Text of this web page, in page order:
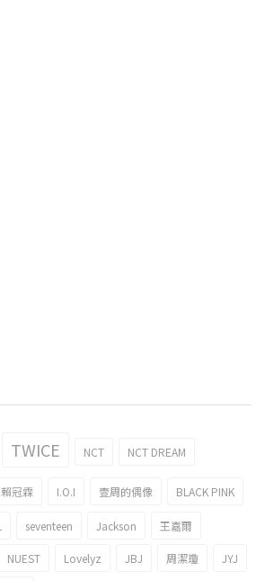
TWICE NCT NCT DREAM
賴冠霖 I.O.I 壹周的偶像 BLACK PINK
seventeen Jackson 王嘉爾
NUEST Lovelyz JBJ 周潔瓊 JYJ